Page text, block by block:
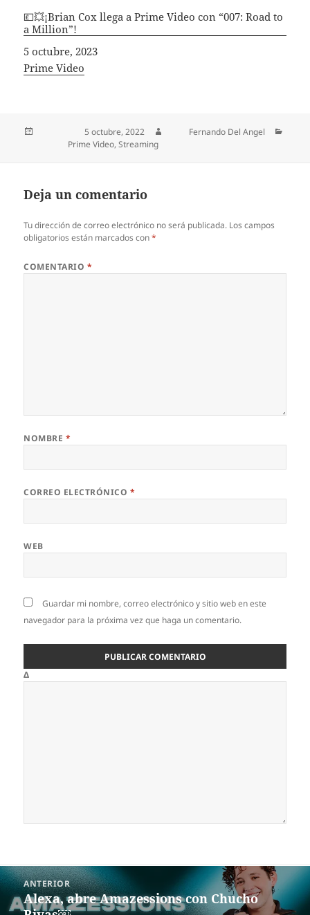
💷💥¡Brian Cox llega a Prime Video con “007: Road to
a Million”!
Fecha
5 octubre, 2023
In relation to
Prime Video
Publicado el5 octubre, 2022
Fernando Del Angel
Prime Video,Streaming
Deja un comentario
Tu dirección de correo electrónico no será publicada. Los campos
obligatorios están marcados con*
COMENTARIO *
NOMBRE *
CORREO ELECTRÓNICO *
WEB
Guardar mi nombre, correo electrónico y sitio web en este
navegador para la próxima vez que haga un comentario.
Δ
Navegación
de
entradas
ANTERIOR
Entrada
Alexa, abre Amazessions con Chucho